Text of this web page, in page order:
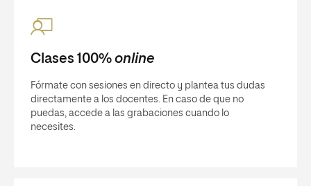
Clases 100% online
Fórmate con sesiones en directo y plantea tus dudas
directamente a los docentes. En caso de que no
puedas, accede a las grabaciones cuando lo
necesites.